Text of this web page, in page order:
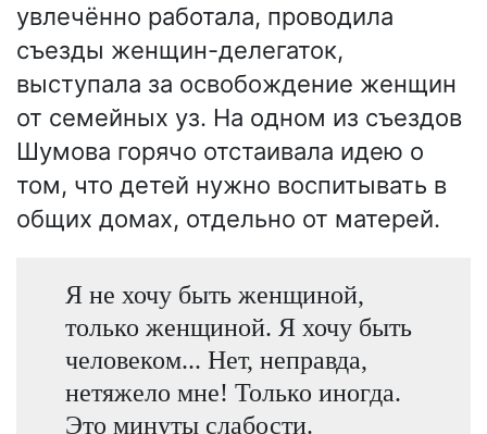
увлечённо работала, проводила
съезды женщин-делегаток,
выступала за освобождение женщин
от семейных уз. На одном из съездов
Шумова горячо отстаивала идею о
том, что детей нужно воспитывать в
общих домах, отдельно от матерей.
Я не хочу быть женщиной,
только женщиной. Я хочу быть
человеком... Нет, неправда,
нетяжело мне! Только иногда.
Это минуты слабости.